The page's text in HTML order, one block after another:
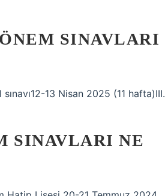
SINAVLARI
13 Nisan 2025 (11 hafta)III.
SINAVLARI NE